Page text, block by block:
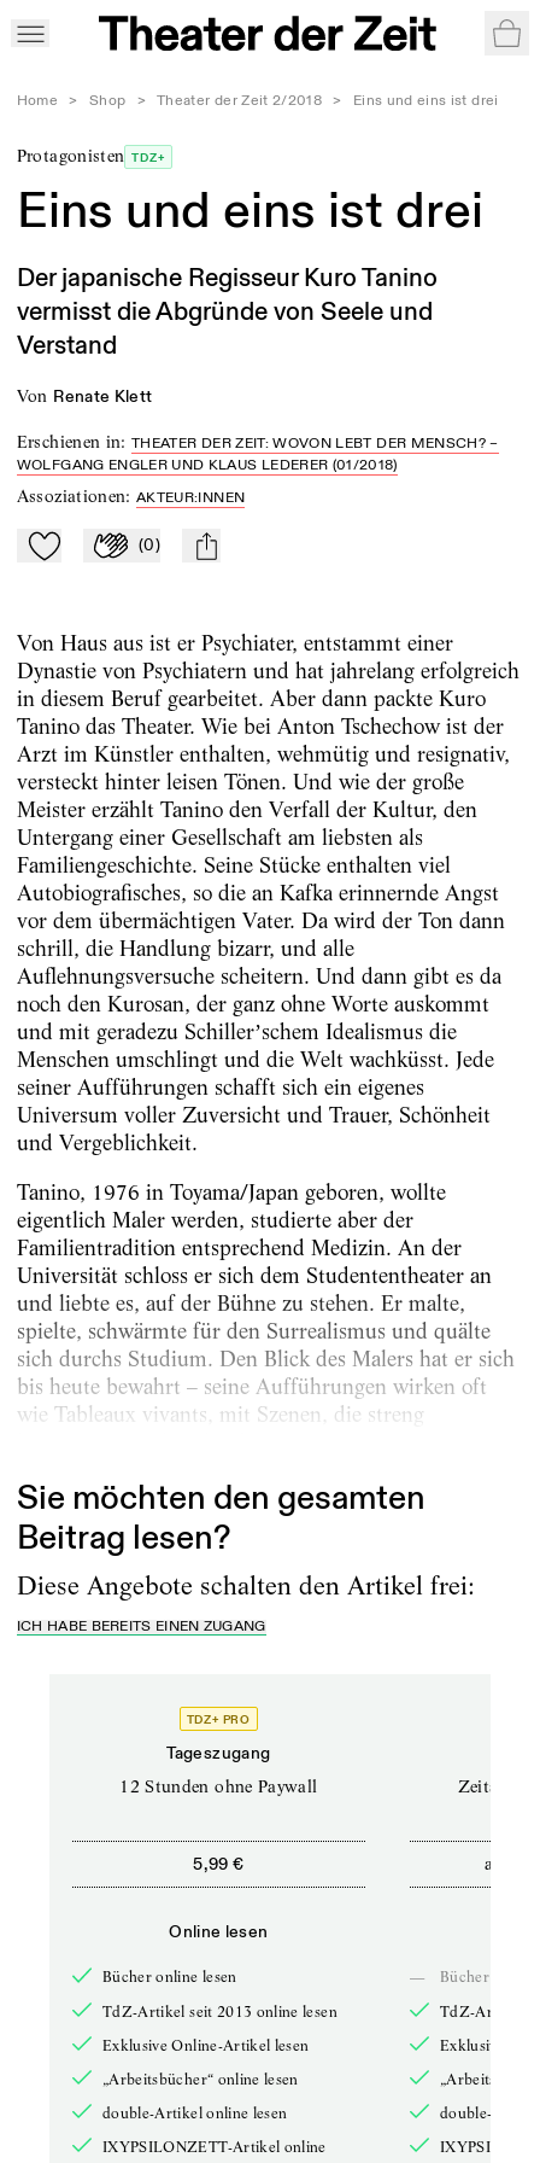
Home > Shop > Theater der Zeit 2/2018 > Eins und eins ist drei
Protagonisten TDZ+
Eins und eins ist drei
Der japanische Regisseur Kuro Tanino
vermisst die Abgründe von Seele und
Verstand
von Renate Klett
Erschienen in:THEATER DER ZEIT: WOVON LEBT DER MENSCH? –
WOLFGANG ENGLER UND KLAUS LEDERER (01/2018)
Assoziationen:AKTEUR:INNEN
Zu Mein-TdZ hinzufügen
Applaudieren
(0) mail
Von Haus aus ist er Psychiater, entstammt einer
Dynastie von Psychiatern und hat jahrelang erfolgreich
in diesem Beruf gearbeitet. Aber dann packte Kuro
Tanino das Theater. Wie bei Anton Tschechow ist der
Arzt im Künstler enthalten, wehmütig und resignativ,
versteckt hinter leisen Tönen. Und wie der große
Meister erzählt Tanino den Verfall der Kultur, den
Untergang einer Gesellschaft am liebsten als
Familiengeschichte. Seine Stücke enthalten viel
Autobiografisches, so die an Kafka erinnernde Angst
vor dem übermächtigen Vater. Da wird der Ton dann
schrill, die Handlung bizarr, und alle
Auflehnungsversuche scheitern. Und dann gibt es da
noch den Kurosan, der ganz ohne Worte auskommt
und mit geradezu Schillerʼschem Idealismus die
Menschen umschlingt und die Welt wachküsst. Jede
seiner Aufführungen schafft sich ein eigenes
Universum voller Zuversicht und Trauer, Schönheit
und Vergeblichkeit.
Tanino, 1976 in Toyama/Japan geboren, wollte
eigentlich Maler werden, studierte aber der
Familientradition entsprechend Medizin. An der
Universität schloss er sich dem Studententheater an
und liebte es, auf der Bühne zu stehen. Er malte,
spielte, schwärmte für den Surrealismus und quälte
sich durchs Studium. Den Blick des Malers hat er sich
bis heute bewahrt – seine Aufführungen wirken oft
wie Tableaux vivants, mit Szenen, die streng
Sie möchten den gesamten
Beitrag lesen?
Diese Angebote schalten den Artikel frei:
ICH HABE BEREITS EINEN ZUGANG
TDZ+ PRO
Tageszugang
12 Stunden ohne Paywall
5,99 €
Online lesen
Bücher online lesen
TdZ-Artikel seit 2013 online lesen
Exklusive Online-Artikel lesen
„Arbeitsbücher“ online lesen
double-Artikel online lesen
IXYPSILONZETT-Artikel online
ab
—
Bücher online
TdZ-Artikel
Exklusive
double-